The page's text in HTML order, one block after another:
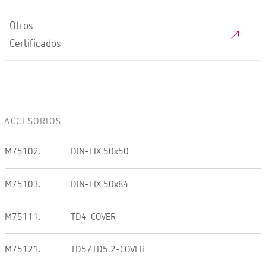
Otros
Certificados
ACCESORIOS
M75102. DIN-FIX 50x50
M75103. DIN-FIX 50x84
M75111. TD4-COVER
M75121. TD5/TD5.2-COVER